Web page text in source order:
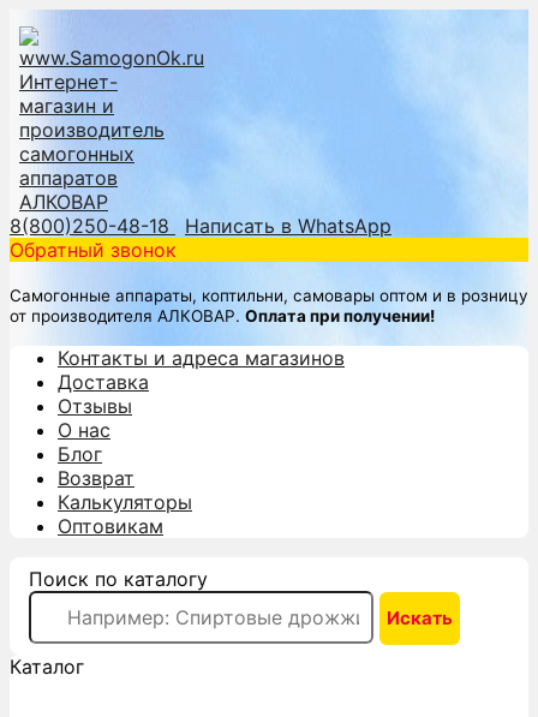
8(800)250-48-18
Написать в WhatsApp
Обратный звонок
Самогонные аппараты, коптильни, самовары оптом и в розницу
от производителя АЛКОВАР. Оплата при получении!
Контакты и адреса магазинов
Доставка
Отзывы
О нас
Блог
Возврат
Калькуляторы
Оптовикам
Поиск по каталогу
Каталог